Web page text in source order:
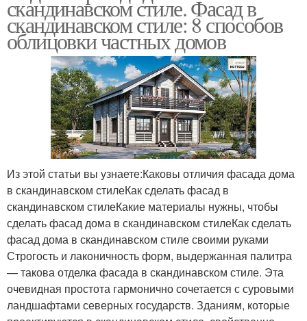
скандинавском стиле. Фасад в
скандинавском стиле: 8 способов
облицовки частных домов
Из этой статьи вы узнаете:Каковы отличия фасада дома
в скандинавском стилеКак сделать фасад в
скандинавском стилеКакие материалы нужны, чтобы
сделать фасад дома в скандинавском стилеКак сделать
фасад дома в скандинавском стиле своими руками
Строгость и лаконичность форм, выдержанная палитра
— такова отделка фасада в скандинавском стиле. Эта
очевидная простота гармонично сочетается с суровыми
ландшафтами северных государств. Зданиям, которые